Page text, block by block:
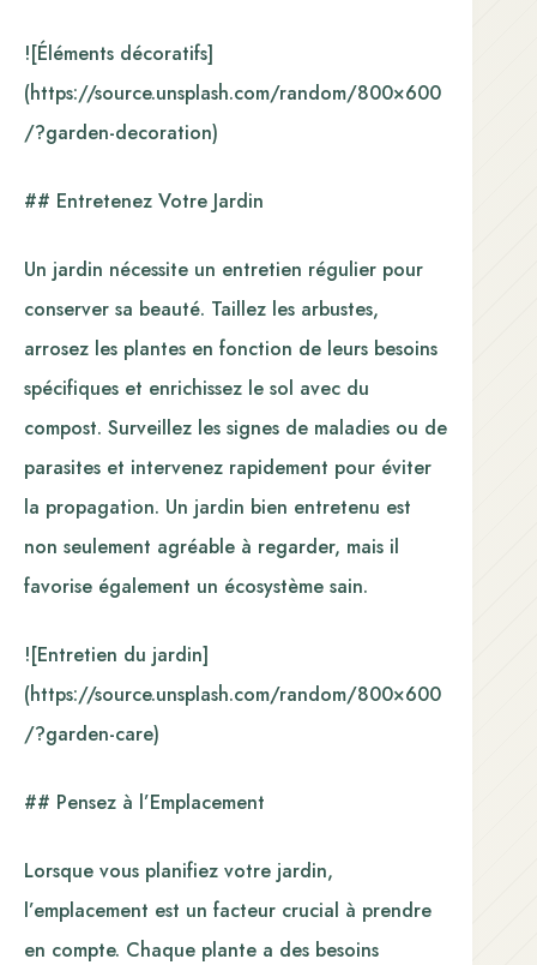
![Éléments décoratifs]
(https://source.unsplash.com/random/800×600
/?garden-decoration)
## Entretenez Votre Jardin
Un jardin nécessite un entretien régulier pour
conserver sa beauté. Taillez les arbustes,
arrosez les plantes en fonction de leurs besoins
spécifiques et enrichissez le sol avec du
compost. Surveillez les signes de maladies ou de
parasites et intervenez rapidement pour éviter
la propagation. Un jardin bien entretenu est
non seulement agréable à regarder, mais il
favorise également un écosystème sain.
![Entretien du jardin]
(https://source.unsplash.com/random/800×600
/?garden-care)
## Pensez à l’Emplacement
Lorsque vous planifiez votre jardin,
l’emplacement est un facteur crucial à prendre
en compte. Chaque plante a des besoins